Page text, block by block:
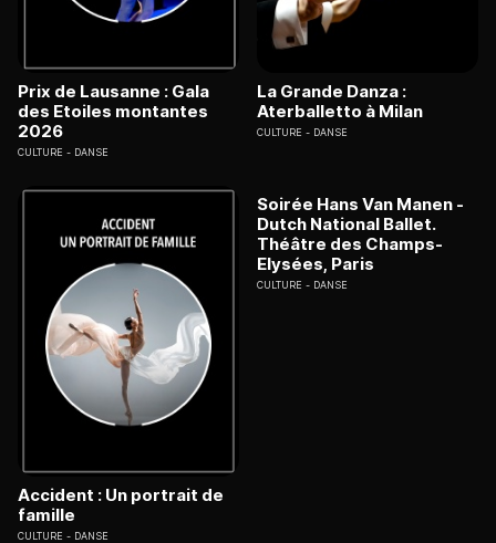
Prix de Lausanne : Gala
des Etoiles montantes
2026
CULTURE DANSE
La Grande Danza :
Aterballetto à Milan
CULTURE DANSE
Accident : Un portrait de
famille
CULTURE DANSE
Soirée Hans Van Manen -
Dutch National Ballet.
Théâtre des Champs-
Elysées, Paris
CULTURE DANSE